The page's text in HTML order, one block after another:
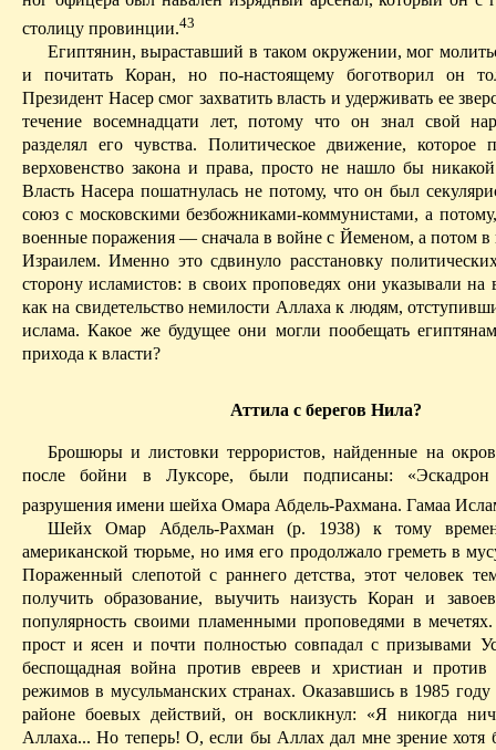
столицу провинции.43
Египтянин, выраставший в таком окружении, мог
и почитать Коран, но по-настоящему боготворил он
Президент Насер смог захватить власть и удерживать ее
течение восемнадцати лет, потому что он знал свой
разделял его чувства. Политическое движение, которое
верховенство закона и права, просто не нашло бы
Власть Насера пошатнулась не потому, что он был
союз с москов­скими безбожниками-коммунистами, а
военные поражения — сначала в войне с Йеменом, а потом в
Израилем. Именно это сдвинуло расстановку
сторону исламистов: в своих проповедях они указывали на
как на свидетельство немилости Аллаха к людям,
ислама. Какое же будущее они могли пообещать
прихода к власти?
Аттила с берегов Нила?
Брошюры и листовки террористов, найденные на
после бойни в Луксоре, были подписаны:
разрушения имени шейха Омара Абдель-Рахмана. Гамаа
Шейх Омар Абдель-Рахман (р. 1938) к тому
американской тюрьме, но имя его продолжало греметь в
Пораженный слепотой с раннего детства, этот человек
получить образование, выучить наизусть Коран и
популярность своими пламенными проповедями в
прост и ясен и почти полностью совпадал с призывами
беспощадная война против евреев и христиан и
режимов в мусульманских странах. Оказавшись в 1985
районе боевых действий, он воскликнул: «Я никогда
Аллаха... Но теперь! О, если бы Аллах дал мне зрение